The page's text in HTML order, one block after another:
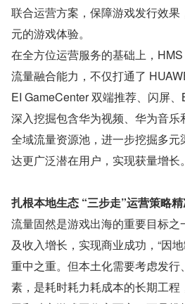
联合运营方案，保障游戏发行效
元的游戏体验。
在全方位运营服务的基础上，
流量融合能力，不仅打通了
EI GameCenter 双端推荐、闪屏
深入挖掘包含华为视频、华为音
全域流量资源池，进一步挖掘多
达更广泛潜在用户，实现获量增长。
扎根本地生态 “三步走”运营策略
流量固然是游戏出海的重要目标
及收入增长，实现商业成功，“因
重中之重。但本土化需要考虑发行
素，是耗时耗力耗成本的长期工